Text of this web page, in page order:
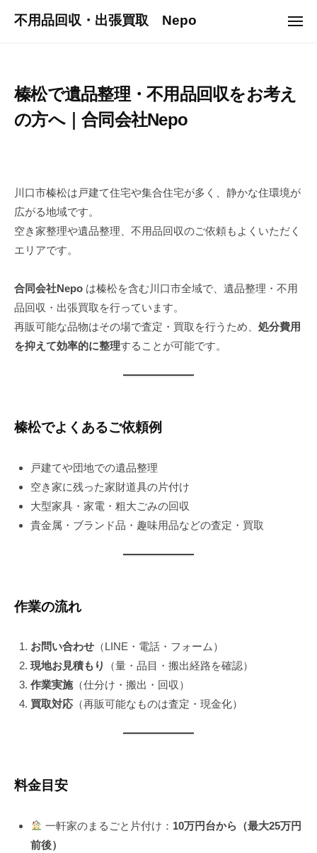
不用品回収・出張買取 Nepo
メ
榛松で遺品整理・不用品回収をお考え
の方へ｜合同会社Nepo
5
年
8
月
9
日
e
p
o
川口市榛松は戸建て住宅や集合住宅が多く、静かな住環境が
広がる地域です。
空き家整理や遺品整理、不用品回収のご依頼もよくいただく
エリアです。
合同会社Nepo は榛松を含む川口市全域で、遺品整理・不用
品回収・出張買取を行っています。
再販可能な品物はその場で査定・買取を行うため、 処分費用
を抑えて効率的に整理することが可能です。
榛松でよくあるご依頼例
戸建てや団地での遺品整理
空き家に残った家財道具の片付け
大型家具・家電・粗大ごみの回収
貴金属・ブランド品・趣味用品などの査定・買取
作業の流れ
お問い合わせ（LINE・電話・フォーム）
現地お見積もり
（量・品目・搬出経路を確認）
作業実施（仕分け・搬出・回収）
買取対応（再販可能なものは査定・現金化）
料金目安
一軒家のまるごと片付け： 10万円台から（最大25万円
前後）